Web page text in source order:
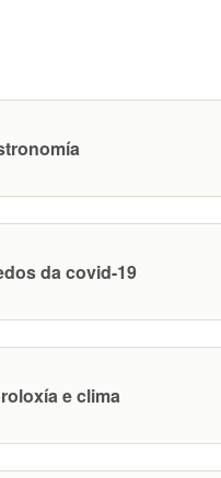
da covid-19
e clima